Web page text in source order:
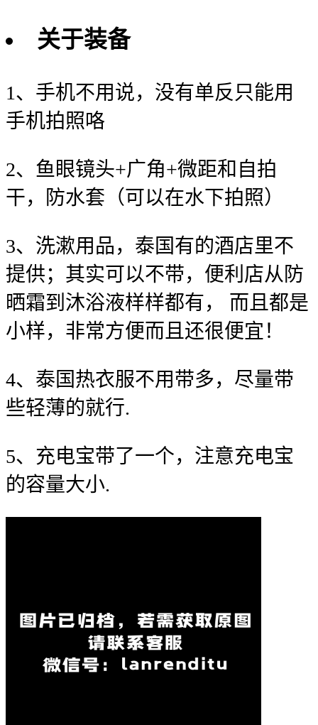
关于装备
1、手机不用说，没有单反只能用
手机拍照咯
2、鱼眼镜头+广角+微距和自拍
干，防水套（可以在水下拍照）
3、洗漱用品，泰国有的酒店里不
提供；其实可以不带，便利店从防
晒霜到沐浴液样样都有， 而且都是
小样，非常方便而且还很便宜！
4、泰国热衣服不用带多，尽量带
些轻薄的就行.
5、充电宝带了一个，注意充电宝
的容量大小.